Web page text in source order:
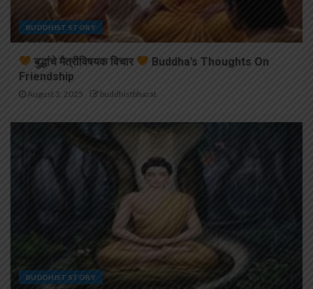
BUDDHIST STORY
बुद्धांचे मैत्रीविषयक विचार
Buddha’s Thoughts On
Friendship
August 3, 2025 buddhistbharat
BUDDHIST STORY